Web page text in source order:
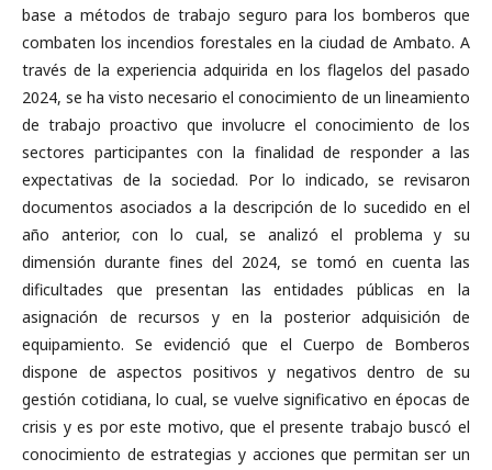
base a métodos de trabajo seguro para los bomberos que
combaten los incendios forestales en la ciudad de Ambato. A
través de la experiencia adquirida en los flagelos del pasado
2024, se ha visto necesario el conocimiento de un lineamiento
de trabajo proactivo que involucre el conocimiento de los
sectores participantes con la finalidad de responder a las
expectativas de la sociedad. Por lo indicado, se revisaron
documentos asociados a la descripción de lo sucedido en el
año anterior, con lo cual, se analizó el problema y su
dimensión durante fines del 2024, se tomó en cuenta las
dificultades que presentan las entidades públicas en la
asignación de recursos y en la posterior adquisición de
equipamiento. Se evidenció que el Cuerpo de Bomberos
dispone de aspectos positivos y negativos dentro de su
gestión cotidiana, lo cual, se vuelve significativo en épocas de
crisis y es por este motivo, que el presente trabajo buscó el
conocimiento de estrategias y acciones que permitan ser un